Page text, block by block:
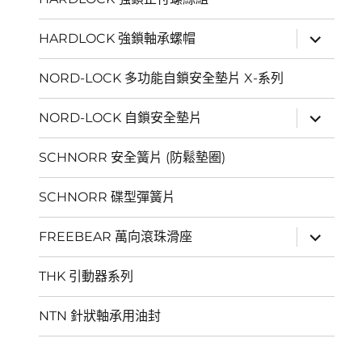
HARDLOCK 強鎖軸承螺帽
展
開
子
NORD-LOCK 多功能自鎖安全墊片 X-系列
NORD-LOCK 自鎖安全墊片
展
開
子
SCHNORR 安全簧片 (防鬆墊圈)
SCHNORR 碟型彈簧片
FREEBEAR 萬向滾珠滑座
展
開
子
THK 引動器系列
NTN 針狀軸承用油封